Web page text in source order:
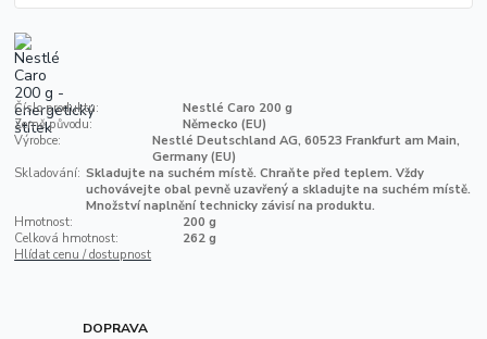
Číslo produktu:
Nestlé Caro 200 g
Země původu:
Německo (EU)
Výrobce:
Nestlé Deutschland AG, 60523 Frankfurt am Main,
Germany (EU)
Skladování: Skladujte na suchém místě. Chraňte před teplem. Vždy
uchovávejte obal pevně uzavřený a skladujte na suchém místě.
Množství naplnění technicky závisí na produktu.
Hmotnost:
200 g
Celková hmotnost:
262 g
Hlídat cenu / dostupnost
DOPRAVA